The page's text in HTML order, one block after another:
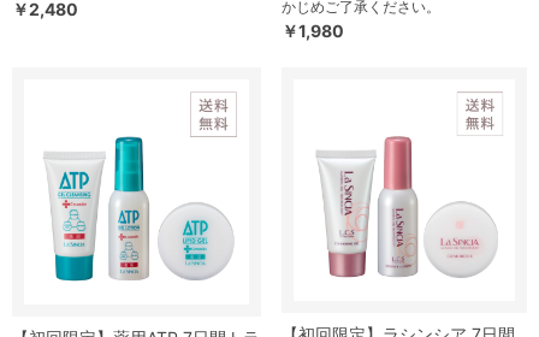
￥2,480
かじめご了承ください。
￥1,980